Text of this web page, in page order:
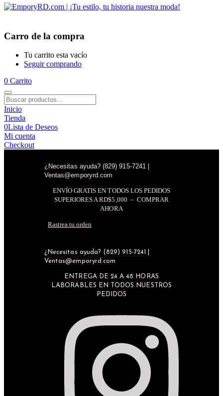
Carro de la compra
Tu carrito esta vacío
Seguir comprando
0 Carrito
Inicio
Tienda
0Lista de Deseos
Mi cuenta
Checkout
¿Necesitas ayuda? (829) 915-7241 |
Ventas@emporyrd.com
ENVÍO GRATIS EN TODOS LOS PEDIDOS
SUPERIORES A RD$5,000 – COMPRAR
AHORA
Rastrea tu orden
¿Necesitas ayuda? (829) 915-7241 |
Ventas@emporyrd.com
ENTREGA DE 24 A 48 HORAS
LABORABLES EN TODOS NUESTROS
PEDIDOS